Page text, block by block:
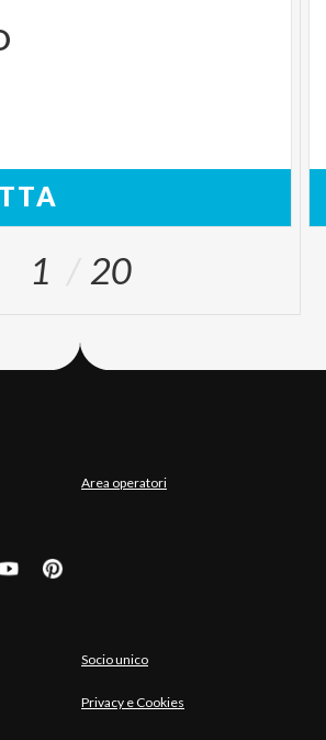
1 20
Area operatori
Socio unico
Privacy e Cookies